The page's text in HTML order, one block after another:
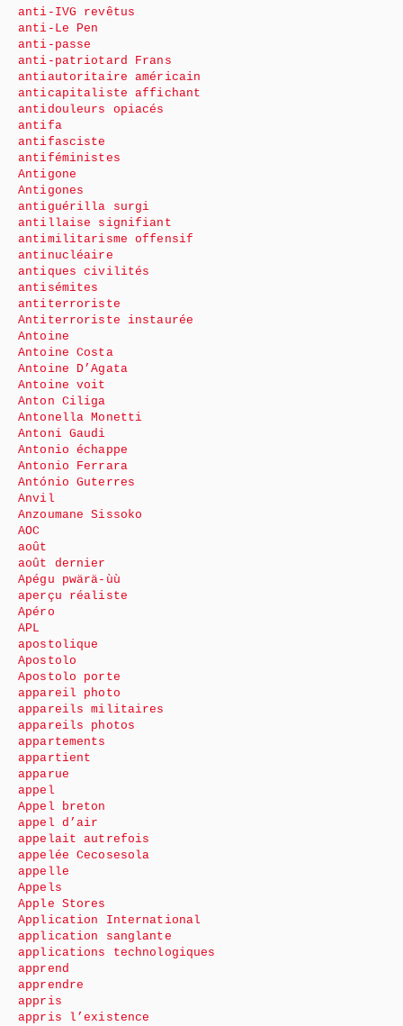
anti-IVG revêtus
anti-Le Pen
anti-passe
anti-patriotard Frans
antiautoritaire américain
anticapitaliste affichant
antidouleurs opiacés
antifa
antifasciste
antiféministes
Antigone
Antigones
antiguérilla surgi
antillaise signifiant
antimilitarisme offensif
antinucléaire
antiques civilités
antisémites
antiterroriste
Antiterroriste instaurée
Antoine
Antoine Costa
Antoine D’Agata
Antoine voit
Anton Ciliga
Antonella Monetti
Antoni Gaudi
Antonio échappe
Antonio Ferrara
António Guterres
Anvil
Anzoumane Sissoko
AOC
août
août dernier
Apégu pwärä-ùù
aperçu réaliste
Apéro
APL
apostolique
Apostolo
Apostolo porte
appareil photo
appareils militaires
appareils photos
appartements
appartient
apparue
appel
Appel breton
appel d’air
appelait autrefois
appelée Cecosesola
appelle
Appels
Apple Stores
Application International
application sanglante
applications technologiques
apprend
apprendre
appris
appris l’existence